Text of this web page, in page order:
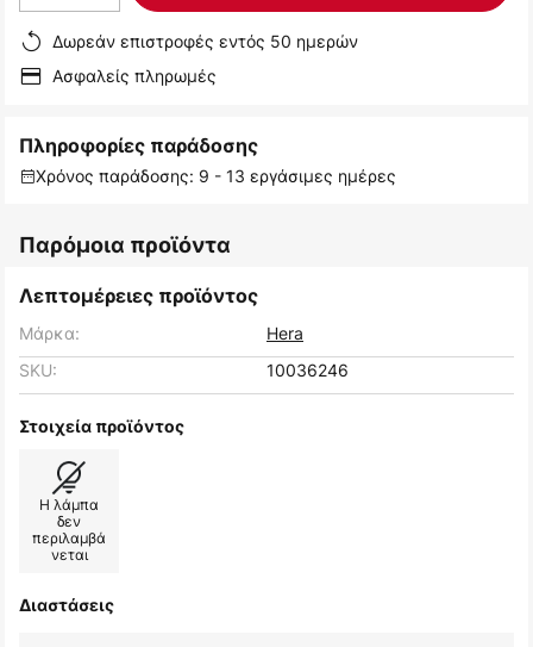
Δωρεάν επιστροφές εντός 50 ημερών
Ασφαλείς πληρωμές
Πληροφορίες παράδοσης
Χρόνος παράδοσης: 9 - 13 εργάσιμες ημέρες
Παρόμοια προϊόντα
Λεπτομέρειες προϊόντος
Μάρκα:
Hera
SKU:
10036246
Στοιχεία προϊόντος
Η λάμπα
δεν
περιλαμβά
νεται
Διαστάσεις